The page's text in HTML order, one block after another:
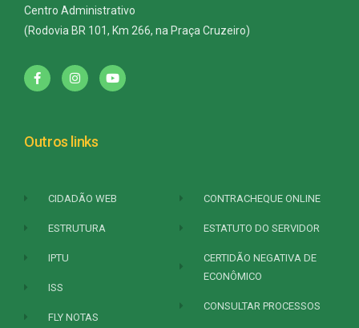
Centro Administrativo
(Rodovia BR 101, Km 266, na Praça Cruzeiro)
Outros links
CIDADÃO WEB
ESTRUTURA
IPTU
ISS
FLY NOTAS
CONTRACHEQUE ONLINE
ESTATUTO DO SERVIDOR
CERTIDÃO NEGATIVA DE
ECONÔMICO
CONSULTAR PROCESSOS